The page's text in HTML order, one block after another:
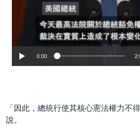
0:00
「因此，總統行使其核心憲法權力不
說。